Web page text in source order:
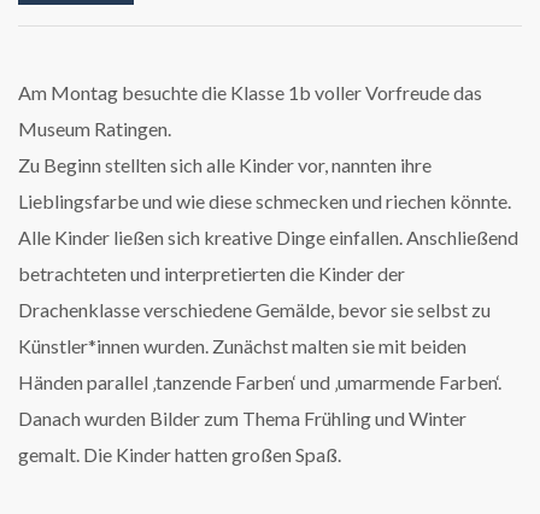
Am Montag besuchte die Klasse 1b voller Vorfreude das
Museum Ratingen.
Zu Beginn stellten sich alle Kinder vor, nannten ihre
Lieblingsfarbe und wie diese schmecken und riechen könnte.
Alle Kinder ließen sich kreative Dinge einfallen. Anschließend
betrachteten und interpretierten die Kinder der
Drachenklasse verschiedene Gemälde, bevor sie selbst zu
Künstler*innen wurden. Zunächst malten sie mit beiden
Händen parallel ‚tanzende Farben‘ und ‚umarmende Farben‘.
Danach wurden Bilder zum Thema Frühling und Winter
gemalt. Die Kinder hatten großen Spaß.